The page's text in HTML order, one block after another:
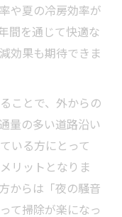
や夏の冷房効率が
間を通じて快適な
効果も期待できま
ことで、外からの
量の多い道路沿い
いる方にとって
リットとなりま
からは「夜の騒音
て掃除が楽になっ